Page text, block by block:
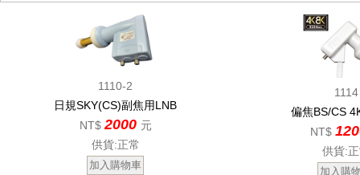
1110-2
日規SKY(CS)副焦用LNB
NT$ 2000 元
供貨:正常
1114
偏焦BS/CS
NT$
供貨: